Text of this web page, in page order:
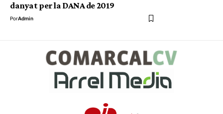
danyat per la DANA de 2019
PorAdmin